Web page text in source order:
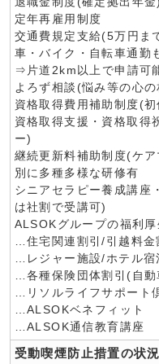
定年再雇用制度
交通費規定支給(5万円ま
車・バイク・自転車通勤
⇒片道2km以上で申請可
よろず相談(悩み等の心の
資格取得費用補助制度(
資格取得支援・資格取得
ー)
継続更新料補助制度(ケ
別に多種多様な研修有
シニアセラピー養成講座
は社割で受講可)
ALSOKグループの福利
…住宅関連割引/引越料金
…レジャー施設/ホテル宿
…各種保険団体割引(自
…リソルライフサポート
…ALSOKベネフィット
…ALSOK通信教育講座
受動喫煙防止措置の状況